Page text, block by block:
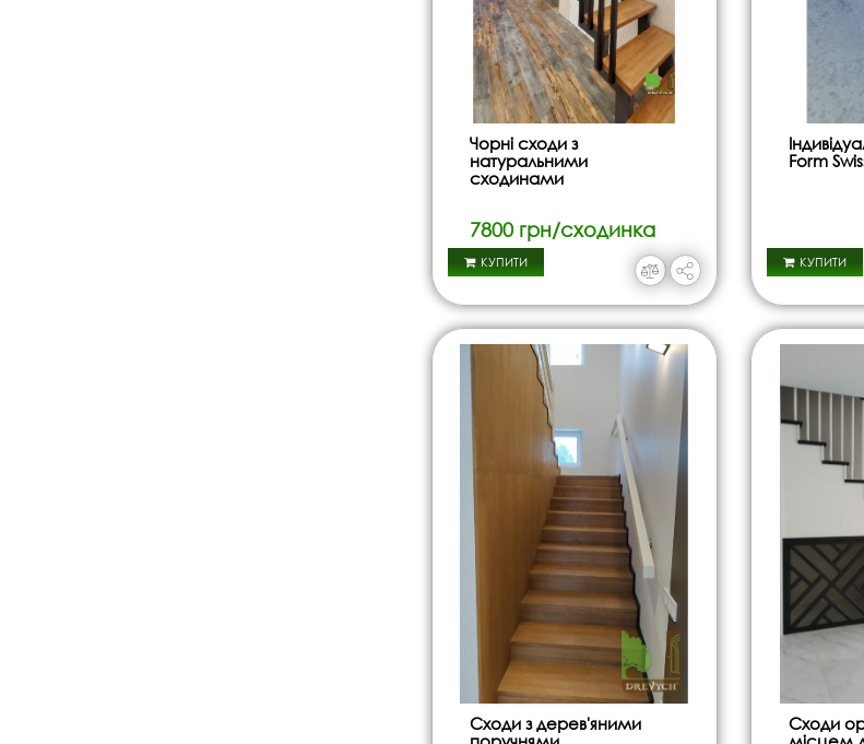
Чорні сходи з
натуральними
сходинами
7800 грн/сходинка
КУПИТИ
Form
КУПИТИ
Сходи з дерев'яними
Сходи